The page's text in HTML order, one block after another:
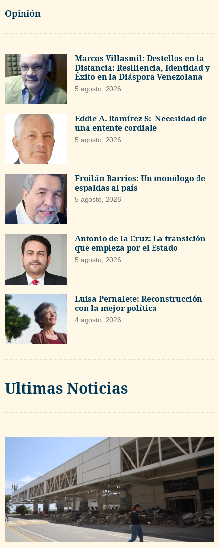
Opinión
Marcos Villasmil: Destellos en la
Distancia: Resiliencia, Identidad y
Éxito en la Diáspora Venezolana
5 agosto, 2026
Eddie A. Ramírez S: Necesidad de
una entente cordiale
5 agosto, 2026
Froilán Barrios: Un monólogo de
espaldas al país
5 agosto, 2026
Antonio de la Cruz: La transición
que empieza por el Estado
5 agosto, 2026
Luisa Pernalete: Reconstrucción
con la mejor política
4 agosto, 2026
Ultimas Noticias